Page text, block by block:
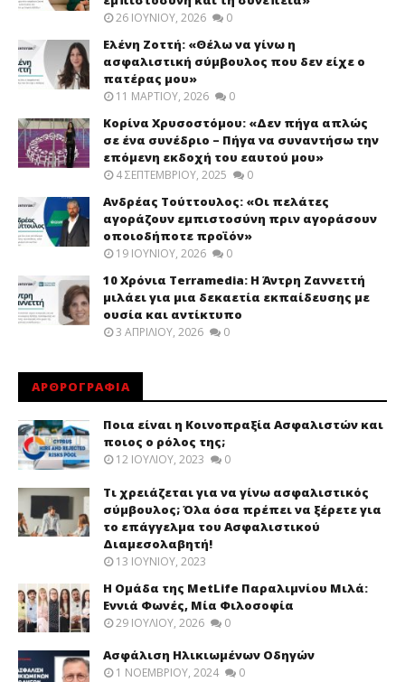
26 ΙΟΥΝΊΟΥ, 2026 0
Ελένη Ζοττή: «Θέλω να γίνω η
ασφαλιστική σύμβουλος που δεν είχε ο
πατέρας μου»
11 ΜΑΡΤΊΟΥ, 2026 0
Κορίνα Χρυσοστόμου: «Δεν πήγα απλώς
σε ένα συνέδριο – Πήγα να συναντήσω την
επόμενη εκδοχή του εαυτού μου»
4 ΣΕΠΤΕΜΒΡΊΟΥ, 2025 0
Ανδρέας Τούττουλος: «Οι πελάτες
αγοράζουν εμπιστοσύνη πριν αγοράσουν
οποιοδήποτε προϊόν»
19 ΙΟΥΝΊΟΥ, 2026 0
10 Χρόνια Terramedia: Η Άντρη Ζαννεττή
μιλάει για μια δεκαετία εκπαίδευσης με
ουσία και αντίκτυπο
3 ΑΠΡΙΛΊΟΥ, 2026 0
ΑΡΘΡΟΓΡΑΦΙΑ
Ποια είναι η Κοινοπραξία Ασφαλιστών και
ποιος ο ρόλος της;
12 ΙΟΥΛΊΟΥ, 2023 0
Τι χρειάζεται για να γίνω ασφαλιστικός
σύμβουλος; Όλα όσα πρέπει να ξέρετε για
το επάγγελμα του Ασφαλιστικού
Διαμεσολαβητή!
13 ΙΟΥΝΊΟΥ, 2023
Η Ομάδα της MetLife Παραλιμνίου Μιλά:
Εννιά Φωνές, Μία Φιλοσοφία
29 ΙΟΥΛΊΟΥ, 2026 0
Ασφάλιση Ηλικιωμένων Οδηγών
1 ΝΟΕΜΒΡΊΟΥ, 2024 0